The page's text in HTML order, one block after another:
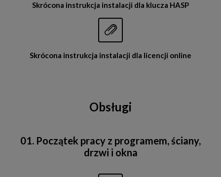
Skrócona instrukcja instalacji dla klucza HASP


Skrócona instrukcja instalacji dla licencji online
Obsługi
01. Początek pracy z programem, ściany,
drzwi i okna